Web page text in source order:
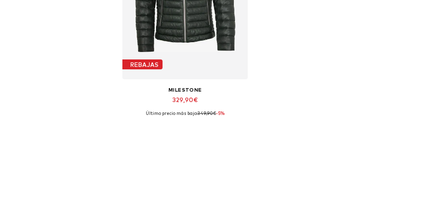
REBAJAS
MILESTONE
329,90€
Tallas disponibles: XL, XXL, XXXL
Último precio más bajo:349,90€-5%